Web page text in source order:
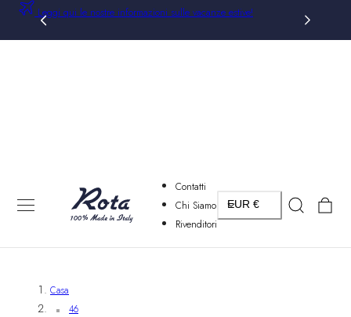
CONTENUTOLeggi qui le nostre informazioni sulle vacanze estive!
Contatti
Chi Siamo
Rivenditori
Paese/regione
EUR € Carrello
Casa
46